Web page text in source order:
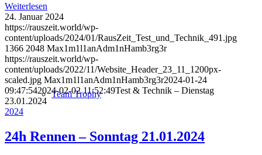
Team Trophy
Weiterlesen
24. Januar 2024
https://rauszeit.world/wp-
content/uploads/2024/01/RausZeit_Test_und_Technik_491.jpg
1366 2048 Max1m1l1anAdm1nHamb3rg3r
https://rauszeit.world/wp-
content/uploads/2022/11/Website_Header_23_11_1200px-
scaled.jpg Max1m1l1anAdm1nHamb3rg3r2024-01-24
09:47:542024-02-02 11:52:49Test & Technik – Dienstag
23.01.2024
2024
24h Rennen – Sonntag 21.01.2024